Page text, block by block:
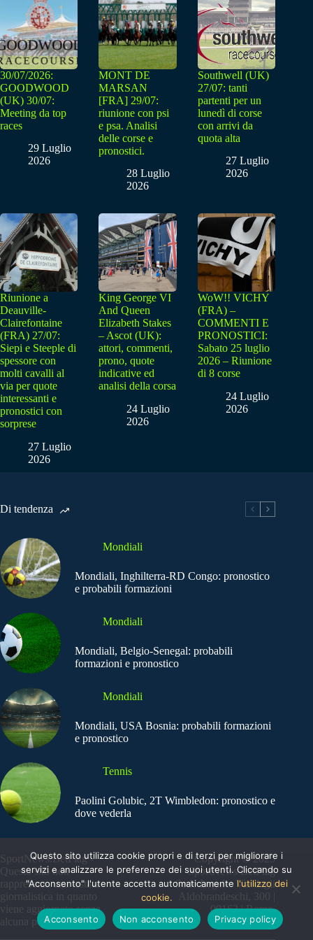
30/07/2026:
GOODWOOD
(UK) 30/07:
Meeting da top
races
29 Luglio
2026
MONT DE
MARSAN
[FRA] 29/07:
riunione con psi
e psa. Analisi
delle corse e
pronostici.
28 Luglio
2026
Southwell (UK)
27/07: tanti
partenti per un
lunedì di corse
con arrivi da
quota alta
27 Luglio
2026
Riunione a
Deauville-
Clairefontaine
(FRA) 27/07:
Siepi e Steeple di
spessore con
molti cavalli al
via per quote
interessanti e
pronostici con
sorprese
27 Luglio
2026
King George VI
And Queen
Elizabeth Stakes
– Ascot (UK):
attori, commenti,
prono, quote
indicative ed
analisi della corsa
24 Luglio
2026
WoW!! VICHY
(FRA) –
COMMENTI E
PRONOSTICI:
Sabato 25 luglio
2026 – Riunione
di 8 corse
24 Luglio
2026
Di tendenza
Mondiali
Mondiali, Inghilterra-RD Congo: pronostico
e probabili formazioni
Mondiali
Mondiali, Belgio-Senegal: probabili
formazioni e pronostico
Mondiali
Mondiali, USA Bosnia: probabili formazioni
e pronostico
Tennis
Paolini Golubic, 2T Wimbledon: pronostico e
dove vederla
SportNews.BetFlag -
Questo sito non
rappresenta una testata
giornalistica in quanto
viene aggiornato senza
alcuna periodicità
Copyright © 2025
SportNews BetFlag
Sede Legale: Via degli
Aldobrandeschi, 300 |
00163 | Roma
Questo sito utilizza cookie propri e di terzi per migliorare i
servizi e analizzare le preferenze dei suoi utenti. Cliccando su
"Acconsento" l'utente accetta automaticamente l'utilizzo dei
cookie.
Acconsento
Non acconsento Privacy policy